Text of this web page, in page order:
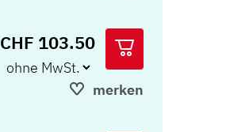
CHF 103.50
merken